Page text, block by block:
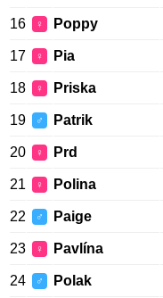
16 ♀ Poppy
17 ♀ Pia
18 ♀ Priska
19 ♂ Patrik
20 ♀ Prd
21 ♀ Polina
22 ♂ Paige
23 ♀ Pavlína
24 ♂ Polak